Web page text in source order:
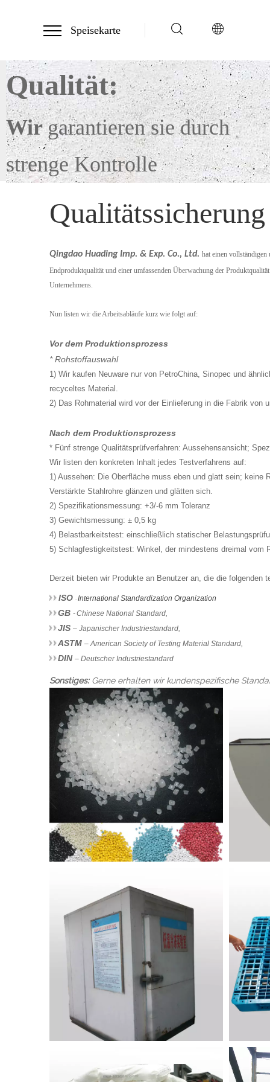
Speisekarte
Qualität:
Wirgarantieren sie durch
strenge Kontrolle
Qualitätssicherung
Qingdao Huading Imp. & Exp. Co., Ltd. hat einen
Endproduktqualität und einer umfassenden Überwachung der
Unternehmens.
Nun listen wir die Arbeitsabläufe kurz wie folgt auf:
Vor dem Produktionsprozess
* Rohstoffauswahl
1) Wir kaufen Neuware nur von PetroChina, Sinopec und
recyceltes Material.
2) Das Rohmaterial wird vor der Einlieferung in die Fabrik von
Nach dem Produktionsprozess
* Fünf strenge Qualitätsprüfverfahren: Aussehensansicht;
Wir listen den konkreten Inhalt jedes Testverfahrens auf:
1) Aussehen: Die Oberfläche muss eben und glatt sein; keine
Verstärkte Stahlrohre glänzen und glätten sich.
2) Spezifikationsmessung: +3/-6 mm Toleranz
3) Gewichtsmessung: ± 0,5 kg
4) Belastbarkeitstest: einschließlich statischer
5) Schlagfestigkeitstest: Winkel, der mindestens dreimal vom
Derzeit bieten wir Produkte an Benutzer an, die die folgenden
ISO - International Standardization Organization
GB -Chinese National Standard,
JIS – Japanischer Industriestandard,
ASTM – American Society of Testing Material Standard,
DIN – Deutscher Industriestandard
Sonstiges: Gerne erhalten wir kundenspezifische